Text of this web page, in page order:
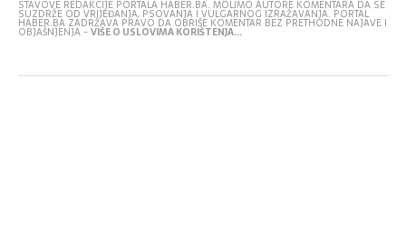
STAVOVE REDAKCIJE PORTALA HABER.BA. MOLIMO AUTORE KOMENTARA DA SE
SUZDRŽE OD VRIJEĐANJA, PSOVANJA I VULGARNOG IZRAŽAVANJA. PORTAL
HABER.BA ZADRŽAVA PRAVO DA OBRIŠE KOMENTAR BEZ PRETHODNE NAJAVE I
OBJAŠNJENJA -VIŠE O USLOVIMA KORIŠTENJA...